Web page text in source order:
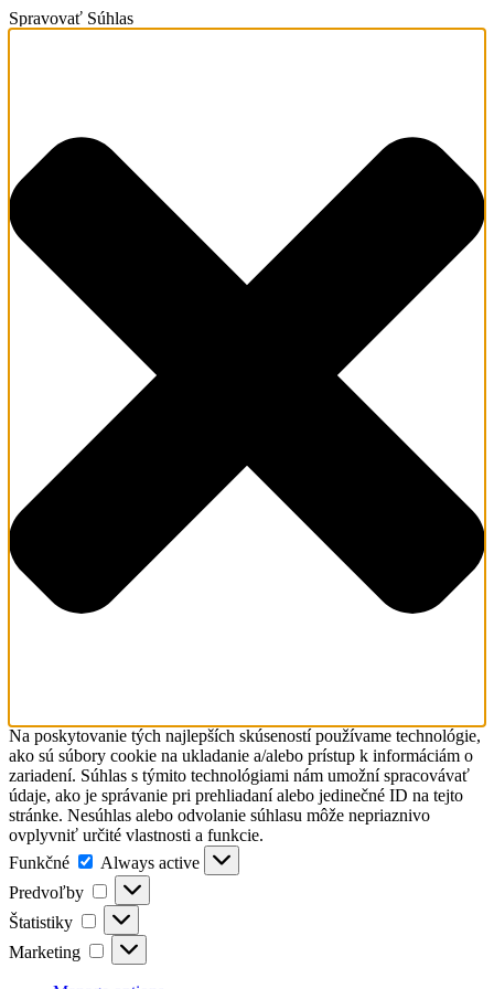
Spravovať Súhlas
Na poskytovanie tých najlepších skúseností používame technológie,
ako sú súbory cookie na ukladanie a/alebo prístup k informáciám o
zariadení. Súhlas s týmito technológiami nám umožní spracovávať
údaje, ako je správanie pri prehliadaní alebo jedinečné ID na tejto
stránke. Nesúhlas alebo odvolanie súhlasu môže nepriaznivo
ovplyvniť určité vlastnosti a funkcie.
Funkčné
Funkčné
Always active
Predvoľby
Predvoľby
Štatistiky Štatistiky
Marketing Marketing